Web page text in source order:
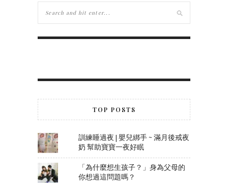
TOP POSTS
訓練睡過夜 | 嬰兒綁手 ~ 滿月後戒夜
奶 幫助寶寶一夜好眠
「為什麼想生孩子？」身為父母的
你想過這問題嗎？